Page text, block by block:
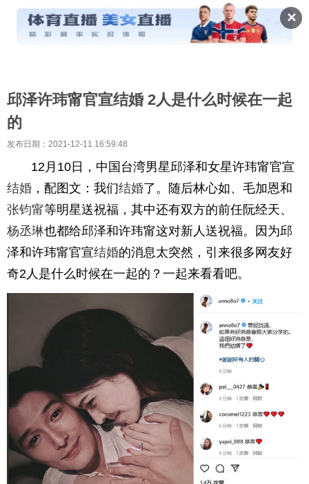
✕
邱泽许玮甯官宣结婚 2人是什么时候在一起
的
发布日期：2021-12-11 16:59:48
12月10日，中国台湾男星邱泽和女星许玮甯官宣
结婚 ，配图文：我们结婚了。随后林心如、毛加恩和
张钧甯等明星送祝福，其中还有双方的前任阮经天、
杨丞琳也都给邱泽和许玮甯这对新人送祝福。因为邱
泽和许玮甯官宣结婚的消息太突然，引来很多网友好
奇2人是什么时候在一起的？一起来看看吧。